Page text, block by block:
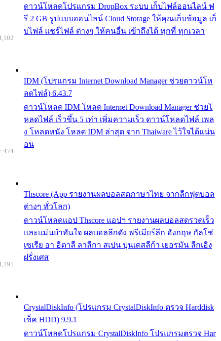
ดาวน์โหลดโปรแกรม DropBox ระบบ เก็บไฟล์ออนไลน์ ฟ
รี 2 GB รูปแบบออนไลน์ Cloud Storage ให้คุณเก็บข้อมูล เก็
บไฟล์ แชร์ไฟล์ ต่างๆ ให้คนอื่น เข้าถึงได้ ทุกที่ ทุกเวลา
IDM (โปรแกรม Internet Download Manager ช่วยดาวน์โห
ลดไฟล์) 6.43.7
ดาวน์โหลด IDM โหลด Internet Download Manager ช่วยโ
หลดไฟล์ เร็วขึ้น 5 เท่า เพิ่มความเร็ว ดาวน์โหลดไฟล์ เพล
ง โหลดหนัง โหลด IDM ล่าสุด จาก Thaiware ไว้ใจได้แน่น
อน
Thscore (App รายงานผลบอลสดภาษาไทย จากลีกฟุตบอล
ต่างๆ ทั่วโลก)
ดาวน์โหลดแอป Thscore แอปฯ รายงานผลบอลสดรวดเร็ว
และแม่นยำทันใจ ผลบอลลีกดัง พรีเมียร์ลีก อังกฤษ กัลโช่
เซเรีย อา อิตาลี ลาลีกา สเปน บุนเดสลีก้า เยอรมัน ลีกเอิง
ฝรั่งเศส
474
CrystalDiskInfo (โปรแกรม CrystalDiskInfo ตรวจ Harddisk
เช็ค HDD) 9.9.1
ดาวน์โหลดโปรแกรม CrystalDiskInfo โปรแกรมตรวจ Har